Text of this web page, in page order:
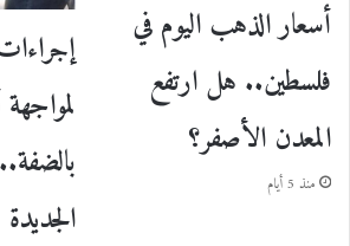
أسعار الذهب اليوم في
فلسطين.. هل ارتفع
المعدن الأصفر؟
منذ 5 أيام
الجديدة